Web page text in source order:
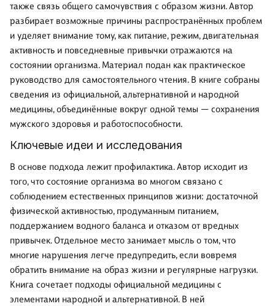
также связь общего самочувствия с образом жизни. Автор
разбирает возможные причины распространённых проблем
и уделяет внимание тому, как питание, режим, двигательная
активность и повседневные привычки отражаются на
состоянии организма. Материал подан как практическое
руководство для самостоятельного чтения. В книге собраны
сведения из официальной, альтернативной и народной
медицины, объединённые вокруг одной темы — сохранения
мужского здоровья и работоспособности.
Ключевые идеи и исследования
В основе подхода лежит профилактика. Автор исходит из
того, что состояние организма во многом связано с
соблюдением естественных принципов жизни: достаточной
физической активностью, продуманным питанием,
поддержанием водного баланса и отказом от вредных
привычек. Отдельное место занимает мысль о том, что
многие нарушения легче предупредить, если вовремя
обратить внимание на образ жизни и регулярные нагрузки.
Книга сочетает подходы официальной медицины с
элементами народной и альтернативной. В ней